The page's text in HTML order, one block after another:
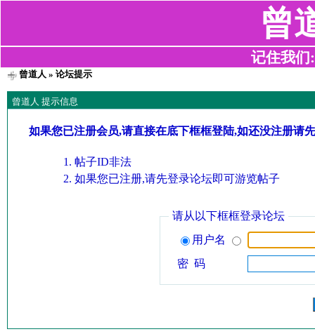
曾
记住我们
曾道人 » 论坛提示
曾道人 提示信息
如果您已注册会员,请直接在底下框框登陆,如还没注册请
帖子ID非法
如果您已注册,请先登录论坛即可游览帖子
请从以下框框登录论坛
用户名
密 码